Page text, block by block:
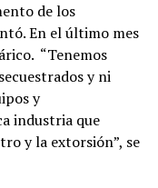
de los
En el último mes
“Tenemos
y ni
y
industria que
y la extorsión”, se